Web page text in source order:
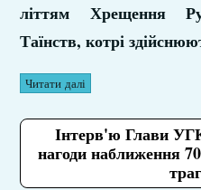
літтям Хрещення
Таїнств, котрі
Читати далі
Інтерв'ю Глави
нагоди наближення